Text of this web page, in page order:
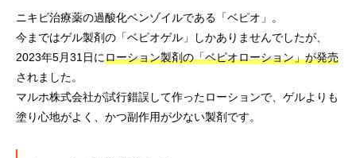
ニキビ治療薬の過酸化ベンゾイルである「ベピオ」。
今まではゲル製剤の「ベピオゲル」しかありませんでしたが、
2023年5月31日にローション製剤の「ベピオローション」が発売
されました。
マルホ株式会社が試行錯誤して作ったローションで、ゲルよりも
塗り心地がよく、かつ副作用が少ない製剤です。